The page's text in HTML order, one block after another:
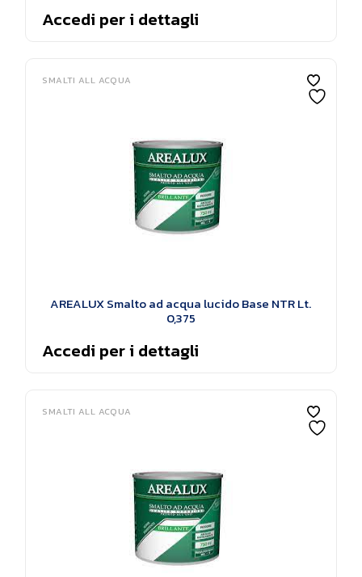
Accedi per i dettagli
SMALTI ALL ACQUA
AREALUX Smalto ad acqua lucido Base NTR Lt.
0,375
Accedi per i dettagli
SMALTI ALL ACQUA